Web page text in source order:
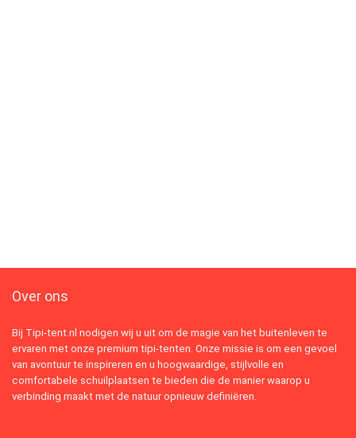
Over ons
Bij Tipi-tent.nl nodigen wij u uit om de magie van het buitenleven te
ervaren met onze premium tipi-tenten. Onze missie is om een gevoel
van avontuur te inspireren en u hoogwaardige, stijlvolle en
comfortabele schuilplaatsen te bieden die de manier waarop u
verbinding maakt met de natuur opnieuw definiëren.